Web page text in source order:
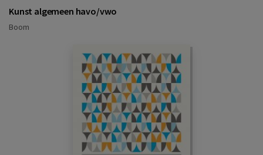
Kunst algemeen havo/vwo
Boom